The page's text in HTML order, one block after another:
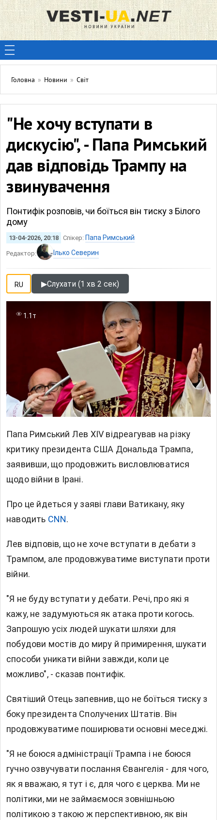
Головна » Новини » Світ
"Не хочу вступати в
дискусію", - Папа Римський
дав відповідь Трампу на
звинувачення
Понтифік розповів, чи боїться він тиску з Білого
дому
13-04-2026, 20:18 Спікер: Папа Римський
Редактор: Ілько Северин
RU ▶Слухати (1 хв 2 сек)
1.1т
Папа Римський Лев XIV відреагував на різку
критику президента США Дональда Трампа,
заявивши, що продовжить висловлюватися
щодо війни в Ірані.
Про це йдеться у заяві глави Ватикану, яку
наводить CNN.
Лев відповів, що не хоче вступати в дебати з
Трампом, але продовжуватиме виступати проти
війни.
"Я не буду вступати у дебати. Речі, про які я
кажу, не задумуються як атака проти когось.
Запрошую усіх людей шукати шляхи для
побудови мостів до миру й примирення, шукати
способи уникати війни завжди, коли це
можливо", - сказав понтифік.
Святіший Отець запевнив, що не боїться тиску з
боку президента Сполучених Штатів. Він
продовжуватиме поширювати основні меседжі.
"Я не боюся адміністрації Трампа і не боюся
гучно озвучувати послання Євангелія - для чого,
як я вважаю, я тут і є, для чого є церква. Ми не
політики, ми не займаємося зовнішньою
політикою з такою ж перспективною, як він